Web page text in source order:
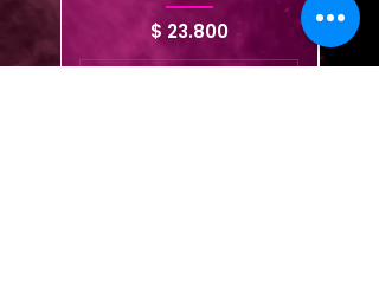
Precio
$ 23.800